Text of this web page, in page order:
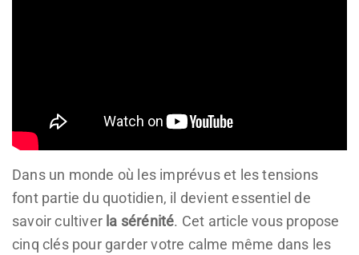
Dans un monde où les imprévus et les tensions
font partie du quotidien, il devient essentiel de
savoir cultiver la sérénité. Cet article vous propose
cinq clés pour garder votre calme même dans les